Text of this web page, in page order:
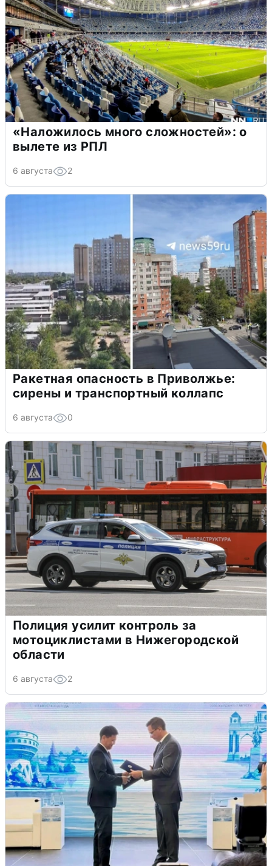
«Наложилось много сложностей»: о
вылете из РПЛ
6 августа 2
Ракетная опасность в Приволжье:
сирены и транспортный коллапс
6 августа 0
Полиция усилит контроль за
мотоциклистами в Нижегородской
области
6 августа 2